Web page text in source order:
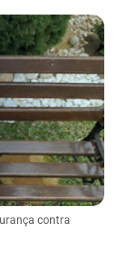
contra